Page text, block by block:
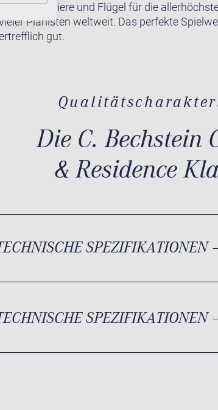
Klaviere und Flügel für die
Pianisten weltweit. Das perfekte
gut.
Die C. Bechstein
& Residence
SPEZIFIKATIONEN
SPEZIFIKATIONEN